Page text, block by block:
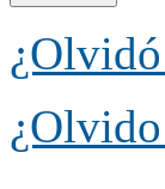
¿Olvidó